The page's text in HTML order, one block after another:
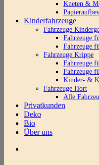
Kneten &
Kinderfahrzeuge
Fahrzeuge
Fahrzeuge
Fahrzeuge
Fahrzeuge Krippe
Fahrzeuge
Fahrzeuge
Kinder- &
Fahrzeuge Hort
Alle
Privatkunden
Deko
Bio
Über uns